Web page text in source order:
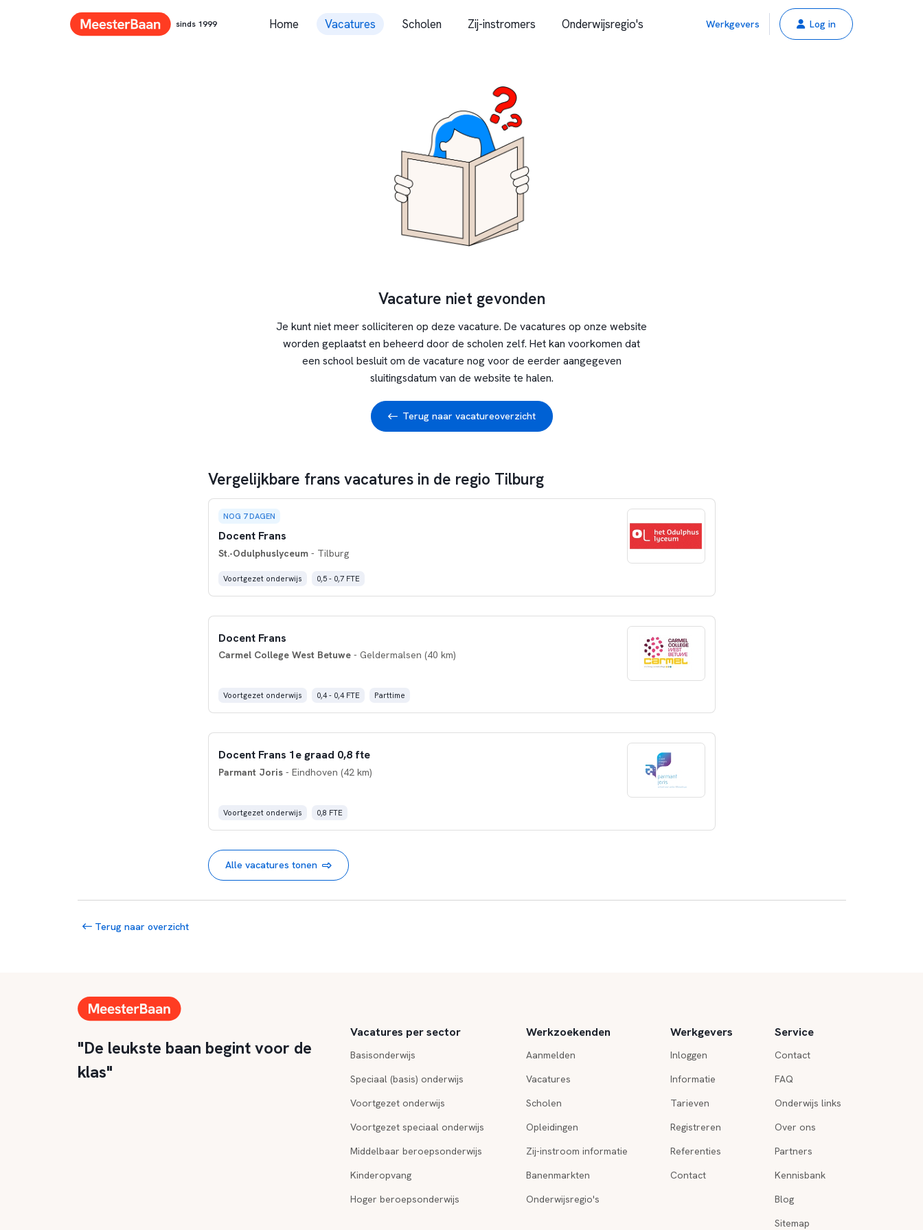
sinds 1999 Home Vacatures Scholen Zij-instromers Onderwijsregio's Werkgevers Log in
Vacature niet gevonden
Je kunt niet meer solliciteren op deze vacature. De vacatures op onze website
worden geplaatst en beheerd door de scholen zelf. Het kan voorkomen dat
een school besluit om de vacature nog voor de eerder aangegeven
sluitingsdatum van de website te halen.
Terug naar vacatureoverzicht
Vergelijkbare frans vacatures in de regio Tilburg
NOG 7 DAGEN
Docent Frans
St.-Odulphuslyceum- Tilburg
Voortgezet onderwijs 0,5 - 0,7 FTE
Docent Frans
Carmel College West Betuwe- Geldermalsen (40 km)
Voortgezet onderwijs 0,4 - 0,4 FTE Parttime
Docent Frans 1e graad 0,8 fte
Parmant Joris- Eindhoven (42 km)
Voortgezet onderwijs 0,8 FTE
Alle vacatures tonen
Terug naar overzicht
"De leukste baan begint voor de
klas"
Vacatures per sector
Basisonderwijs
Speciaal (basis) onderwijs
Voortgezet onderwijs
Voortgezet speciaal onderwijs
Middelbaar beroepsonderwijs
Kinderopvang
Hoger beroepsonderwijs
Werkzoekenden
Aanmelden
Vacatures
Scholen
Opleidingen
Zij-instroom informatie
Banenmarkten
Onderwijsregio's
Werkgevers
Inloggen
Informatie
Tarieven
Registreren
Referenties
Contact
Service
Contact
FAQ
Onderwijs links
Over ons
Partners
Kennisbank
Blog
Sitemap